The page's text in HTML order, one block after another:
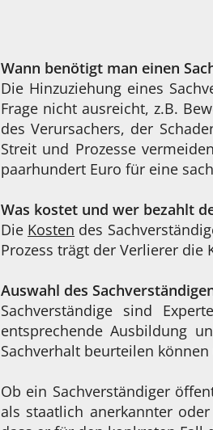
Wann benötigt man einen
Die Hinzuziehung eines
Frage nicht ausreicht, z.B.
des Verursachers, der
Streit und Prozesse
paarhundert Euro für eine
Was kostet und wer bezahlt
Die Kosten des
Prozess trägt der Verlierer die
Auswahl des
Sachverständige sind
entsprechende Ausbildung
Sachverhalt beurteilen
Ob ein Sachverständiger
als staatlich anerkannter